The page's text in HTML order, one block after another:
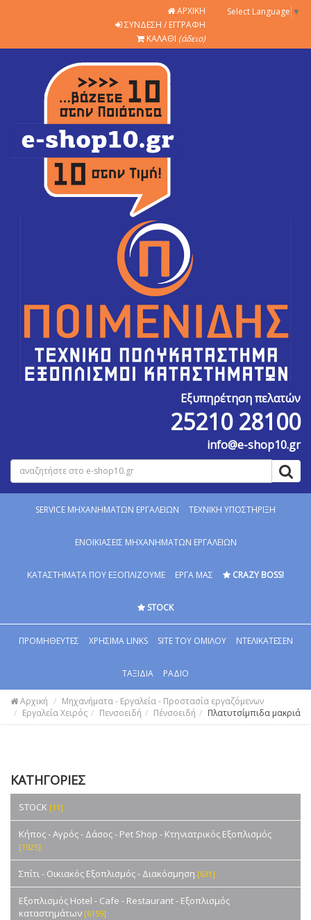
Select Language ▼
ΑΡΧΙΚΗ
ΣΥΝΔΕΣΗ / ΕΓΓΡΑΦΗ
ΚΑΛΑΘΙ (άδειο)
Εξυπηρέτηση πελατών
25210 28100
info@e-shop10.gr
SERVICE MΗΧΑΝΗΜΑΤΩΝ ΕΡΓΑΛΕΙΩΝ ΤΕΧΝΙΚΗ ΥΠΟΣΤΗΡΙΞΗ
ΕΝΟΙΚΙΑΣΕΙΣ ΜΗΧΑΝΗΜΑΤΩΝ ΕΡΓΑΛΕΙΩΝ
ΚΑΤΑΣΤΗΜΑΤΑ ΠΟΥ ΕΞΟΠΛΙΖΟΥΜΕ ΕΡΓΑ ΜΑΣ CRAZY BOSS!
STOCK
ΠΡΟΜΗΘΕΥΤΕΣ ΧΡΗΣΙΜΑ LINKS SITE ΤΟΥ ΟΜΙΛΟΥ ΝΤΕΛΙΚΑΤΕΣΕΝ
ΤΑΞΙΔΙΑ ΡΑΔΙΟ
Αρχική
Μηχανήματα - Εργαλεία - Προστασία εργαζόμενων
Εργαλεία Χειρός
Πενσοειδή Πένσοειδή Πλατυτσίμπιδα μακριά
ΚΑΤΗΓΟΡΙΕΣ
STOCK [11]
Κήπος - Αγρός - Δάσος - Pet Shop - Κτηνιατρικός Εξοπλισμός
[1925]
Σπίτι - Οικιακός Εξοπλισμός - Διακόσμηση [631]
Εξοπλισμός Hotel - Cafe - Restaurant - Εξοπλισμός
καταστημάτων [6159]